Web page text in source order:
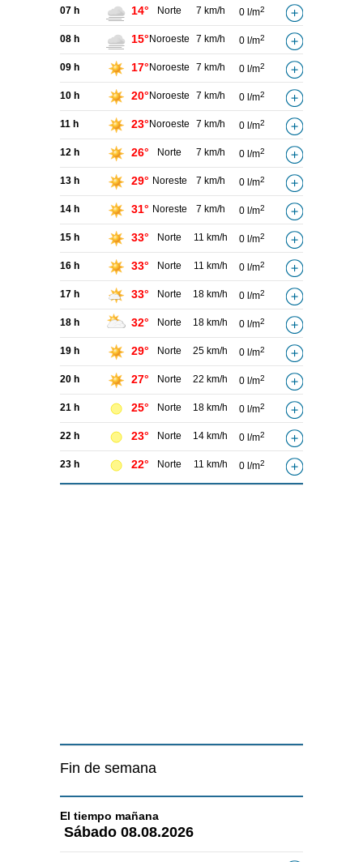
07 h 14° Norte 7 km/h 0 l/m2
08 h 15° Noroeste 7 km/h 0 l/m2
09 h 17° Noroeste 7 km/h 0 l/m2
10 h 20° Noroeste 7 km/h 0 l/m2
11 h 23° Noroeste 7 km/h 0 l/m2
12 h 26° Norte 7 km/h 0 l/m2
13 h 29° Noreste 7 km/h 0 l/m2
14 h 31° Noreste 7 km/h 0 l/m2
15 h 33° Norte 11 km/h 0 l/m2
16 h 33° Norte 11 km/h 0 l/m2
17 h 33° Norte 18 km/h 0 l/m2
18 h 32° Norte 18 km/h 0 l/m2
19 h 29° Norte 25 km/h 0 l/m2
20 h 27° Norte 22 km/h 0 l/m2
21 h 25° Norte 18 km/h 0 l/m2
22 h 23° Norte 14 km/h 0 l/m2
23 h 22° Norte 11 km/h 0 l/m2
Fin de semana
El tiempo mañana
Sábado 08.08.2026